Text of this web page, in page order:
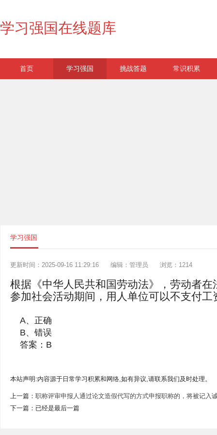
学习强国在线题库
首页 学习强国 挑战答题 常识积累
学习强国
更新时间：2025-09-16 11:29:16 编辑：管理员 浏览：1214
根据《中华人民共和国劳动法》，劳动者
参加社会活动期间，用人单位可以不支付工
A、正确
B、错误
答案：B
本站声明:内容源于日常学习积累和网络,如有异议,请联系我们及时处理。
上一篇： 职称评审申报人通过论文造假代写的方式申报职称的，将被记入
下一篇：已经是最后一篇